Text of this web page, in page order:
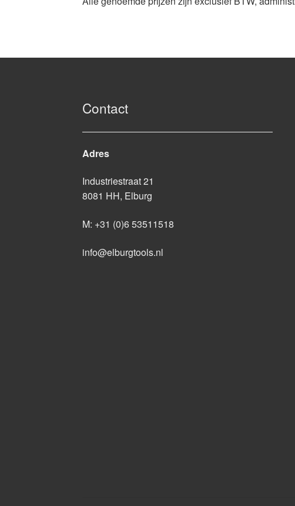
Contact
Adres
Industriestraat 21
8081 HH, Elburg
M: +31 (0)6 53511518
info@elburgtools.nl